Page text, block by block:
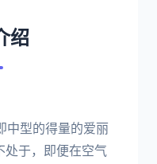
绍
中型的得量的爱丽
处于，即便在空气